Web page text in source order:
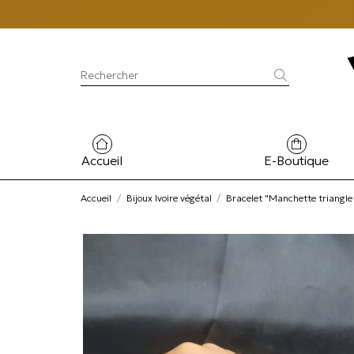
Accueil E-Boutique
Accueil Bijoux Ivoire végétal Bracelet "Manchette triangle